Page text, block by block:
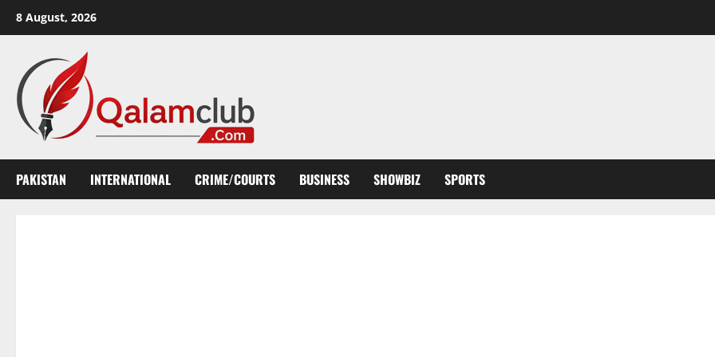
8 August, 2026
PAKISTAN INTERNATIONAL CRIME/COURTS BUSINESS SHOWBIZ SPORTS